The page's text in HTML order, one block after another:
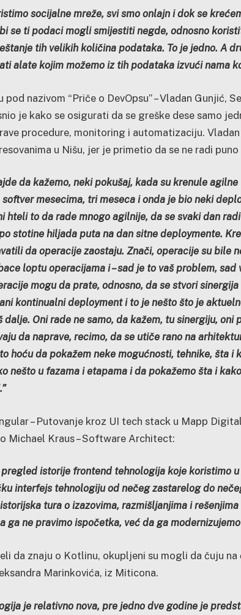
socijalne mreže, svi smo onlajn i dok se
se ti podaci mogli smijestiti negde, odnosno
tih velikih količina podataka. To je jedno. A
alate kojim možemo iz tih podataka izvući nama
pod nazivom “Priče o DevOpsu” – Vladan Gunjić,
je kako se osigurati da se greške dese samo
procedure, monitoring i automatizaciju.
u Nišu, jer je primetio da se ne radi puno
da kažemo, neki pokušaj, kada su krenule
mesecima, tri meseca i onda je bio neki
hteli to da rade mnogo agilnije, da se svaki dan
stotine hiljada puta na dan sitne deploymente.
da operacije zaostaju. Znači, operacije su bile
loptu operacijama i – sad je to vaš problem,
mogu da prate, odnosno, da se stvori
kontinualni deployment i to je nešto što je
dalje. Oni rade ne samo, da kažem, tu sinergiju,
da naprave, recimo, da se utiče rano na
hoću da pokažem neke mogućnosti, tehnike, šta i
nešto u fazama i etapama i da pokažemo šta i
– Putovanje kroz UI tech stack u Mapp
Michael Kraus – Software Architect:
pregled istorije frontend tehnologija koje koristimo
interfejs tehnologiju od nečeg zastarelog do
tura o izazovima, razmišljanjima i
ga ne pravimo ispočetka, već da ga
da znaju o Kotlinu, okupljeni su mogli da čuju
Marinkovića, iz Miticona.
je relativno nova, pre jedno dve godine je